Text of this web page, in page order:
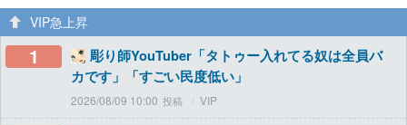
VIP急上昇
1
彫り師YouTuber「タトゥー入れてる奴は全員バ
カです」「すごい民度低い」
2026/08/09 10:00 VIP